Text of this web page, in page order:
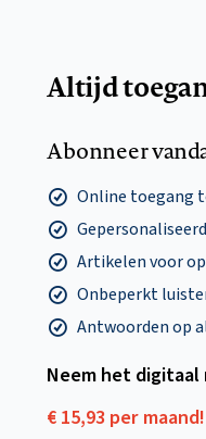
Altijd
Abonneer
Online toegang
Artikelen voor
Onbeperkt
Antwoorden op
Neem het
€ 15,93 per maand!